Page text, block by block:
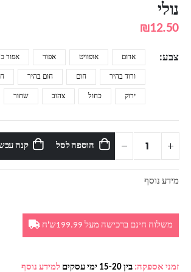
נולי
₪12.50
צבע אדום אופוויט אפור אפור
ורוד בהיר חום חום בהיר
ירוק כחול צהוב שחור
הוספה לסל קנה
מידע נוסף
משלוח חינם ברכישה מעל 199.99ש'ח
זמני אספקה: בין 15-20 ימי עסקים
למידע נוסף